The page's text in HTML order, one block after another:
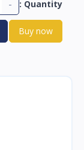
Quantity :
-
Buy now